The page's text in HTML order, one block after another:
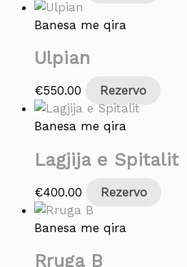
Banesa me qira
Ulpian
€550.00 Rezervo
Banesa me qira
Lagjija e Spitalit
€400.00 Rezervo
Banesa me qira
Rruga B